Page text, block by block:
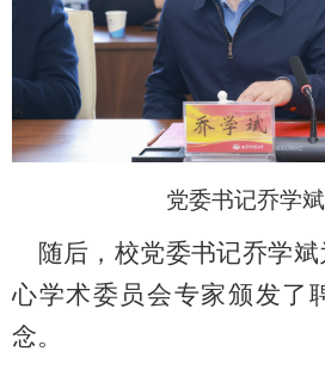
党委书记乔学
随后，校党委书记乔学斌
心学术委员会专家颁发了
念。